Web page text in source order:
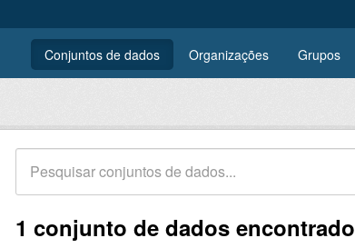
Conjuntos de dados Organizações Grupos
1 conjunto de dados encontrado